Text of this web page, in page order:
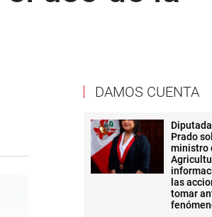
DAMOS CUENTA
Prado
ministro
las
tomar